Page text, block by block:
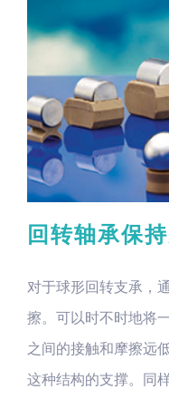
回转轴承保
对于球形回转支承，
擦。可以时不时地将
之间的接触和摩擦远
这种结构的支撑。同